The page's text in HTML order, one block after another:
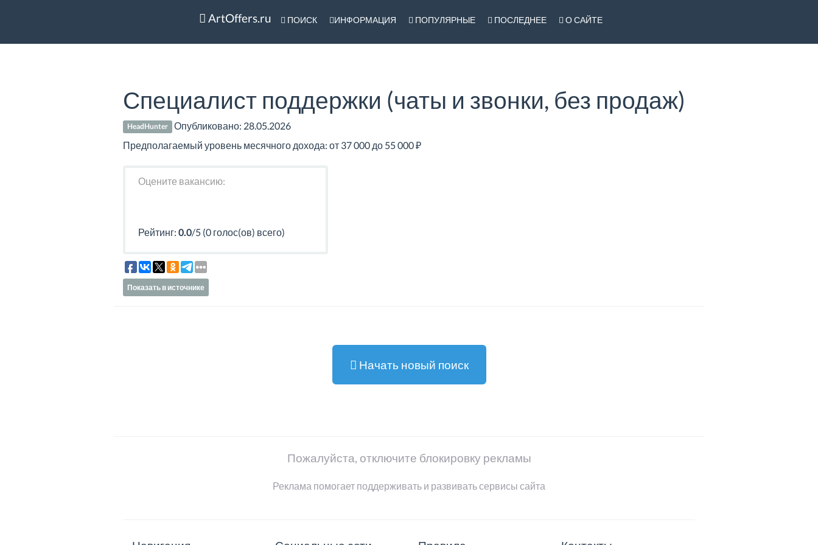
ArtOffers.ru ПОИСК ИНФОРМАЦИЯ ПОПУЛЯРНЫЕ ПОСЛЕДНЕЕ О САЙТЕ
Специалист поддержки (чаты и звонки, без продаж)
HeadHunter Опубликовано: 28.05.2026
Предполагаемый уровень месячного дохода: от 37 000 до 55 000 ₽
Оцените вакансию:
Рейтинг: 0.0/5 (0 голос(ов) всего)
Показать в источнике
Начать новый поиск
Пожалуйста, отключите блокировку рекламы
Реклама помогает поддерживать и развивать сервисы сайта